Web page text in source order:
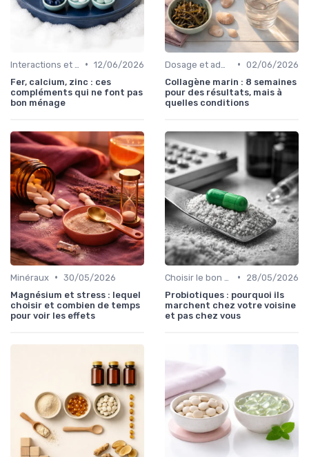
• 12/06/2026
Fer, calcium, zinc : ces
compléments qui ne font pas
bon ménage
• 02/06/2026
Collagène marin : 8 semaines
pour des résultats, mais à
quelles conditions
Minéraux • 30/05/2026
Magnésium et stress : lequel
choisir et combien de temps
pour voir les effets
•
28/05/2026
Probiotiques : pourquoi ils
marchent chez votre voisine
et pas chez vous